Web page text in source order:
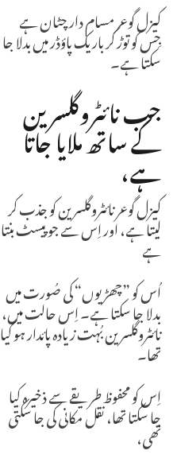
کیزل گوعر مسام دار چٹان ہے
جِس کو توڑ کر باریک پاؤڈر میں بدلا جا
سکتا ہے۔
جب نائٹروگلسرین
کے ساتھ ملایا جاتا
ہے،
کیزل گوعر نائٹروگلسرین کو جذب کر
لیتا ہے، اور اِس سے جو پیسٹ بنتا
ہے
اُس کو ”چھڑیوں“ کی صُورت میں
بدلا جا سکتا ہے۔ اِس حالت میں،
نائٹروگلسرین بُہت زیادہ پائدار ہو گیا
تھا۔
اِس کو محفوظ طریقے سے ذخیرہ کیا
جا سکتا تھا، نقل مکانی کی جا سکتی
تھی،